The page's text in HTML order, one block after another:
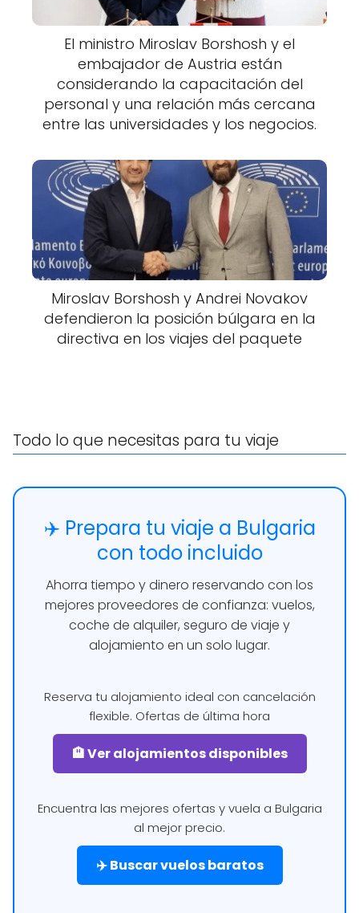
El ministro Miroslav Borshosh y el
embajador de Austria están
considerando la capacitación del
personal y una relación más cercana
entre las universidades y los negocios.
Miroslav Borshosh y Andrei Novakov
defendieron la posición búlgara en la
directiva en los viajes del paquete
Todo lo que necesitas para tu viaje
✈️ Prepara tu viaje a Bulgaria
con todo incluido
Ahorra tiempo y dinero reservando con los
mejores proveedores de confianza: vuelos,
coche de alquiler, seguro de viaje y
alojamiento en un solo lugar.
Reserva tu alojamiento ideal con cancelación
flexible. Ofertas de última hora
🏨 Ver alojamientos disponibles
Encuentra las mejores ofertas y vuela a Bulgaria
al mejor precio.
✈️ Buscar vuelos baratos